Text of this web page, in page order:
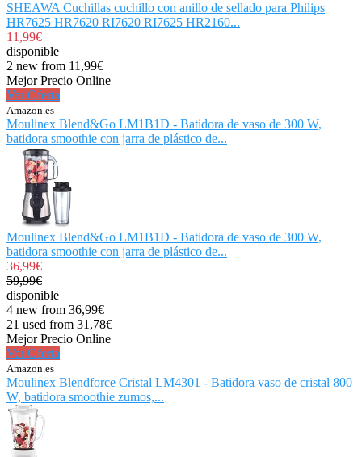
SHEAWA Cuchillas cuchillo con anillo de sellado para Philips
HR7625 HR7620 RI7620 RI7625 HR2160...
11,99€
disponible
2 new from 11,99€
Mejor Precio Online
Ver Oferta
Amazon.es
Moulinex Blend&Go LM1B1D - Batidora de vaso de 300 W,
batidora smoothie con jarra de plástico de...
Moulinex Blend&Go LM1B1D - Batidora de vaso de 300 W,
batidora smoothie con jarra de plástico de...
36,99€
59,99€
disponible
4 new from 36,99€
21 used from 31,78€
Mejor Precio Online
Ver Oferta
Amazon.es
Moulinex Blendforce Cristal LM4301 - Batidora vaso de cristal 800
W, batidora smoothie zumos,...